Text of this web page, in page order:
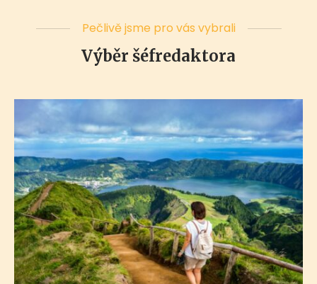
Pečlivě jsme pro vás vybrali
Výběr šéfredaktora